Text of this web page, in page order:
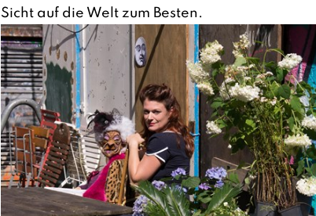
Sicht auf die Welt zum Besten.